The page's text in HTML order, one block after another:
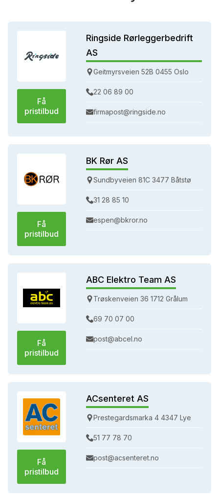
Få
pristilbud
Ringside Rørleggerbedrift
AS
Geitmyrsveien 52B 0455 Oslo
22 06 89 00
firmapost@ringside.no
Få
pristilbud
BK Rør AS
Sundbyveien 81C 3477 Båtstø
31 28 85 10
espen@bkror.no
Få
pristilbud
ABC Elektro Team AS
Trøskenveien 36 1712 Grålum
69 70 07 00
post@abcel.no
Få
pristilbud
ACsenteret AS
Prestegardsmarka 4 4347 Lye
51 77 78 70
post@acsenteret.no